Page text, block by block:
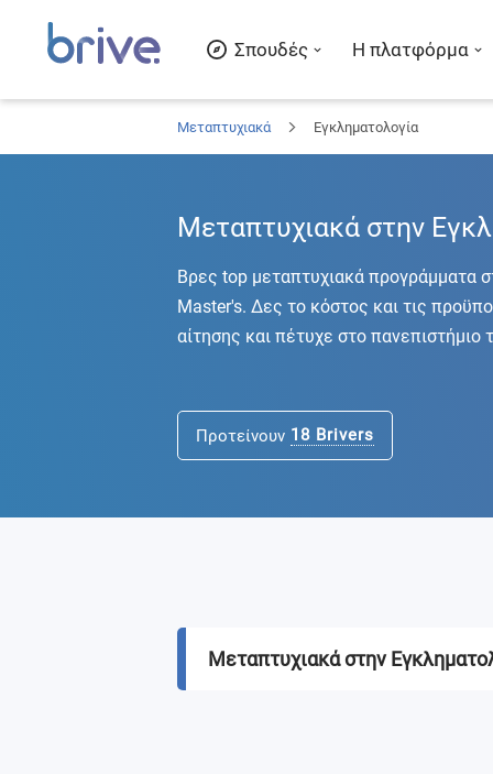
Σπουδές Η πλατφόρμα
Μεταπτυχιακά Εγκληματολογία
Μεταπτυχιακά στην
Βρες top μεταπτυχιακά προγράμματα
Master's. Δες το κόστος και τις
αίτησης και πέτυχε στο πανεπιστήμιο
Προτείνουν 18 Brivers
Μεταπτυχιακά στην